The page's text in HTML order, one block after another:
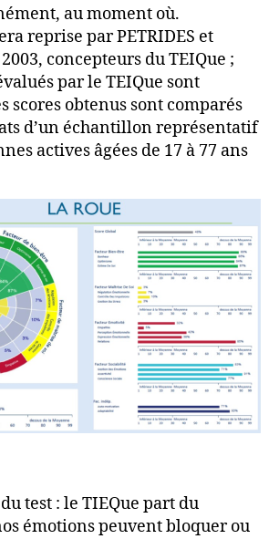
au moment où.
reprise par PETRIDES et
concepteurs du TEIQue ;
par le TEIQue sont
scores obtenus sont comparés
d’un échantillon représentatif
actives âgées de 17 à 77 ans
test : le TIEQue part du
émotions peuvent bloquer ou